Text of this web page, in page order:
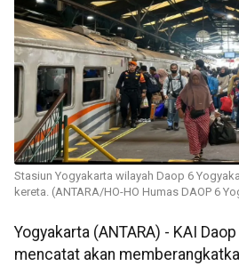
Stasiun Yogyakarta wilayah Daop 6
kereta. (ANTARA/HO-HO Humas DAOP 6
Yogyakarta (ANTARA) - KAI
mencatat akan